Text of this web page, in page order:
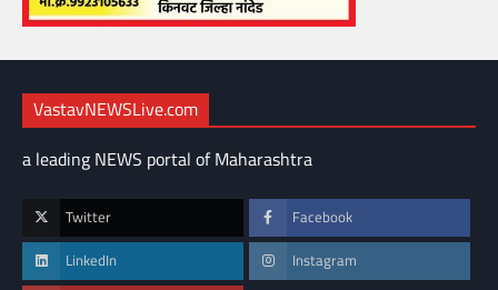
VastavNEWSLive.com
a leading NEWS portal of Maharashtra
Twitter Facebook
LinkedIn Instagram